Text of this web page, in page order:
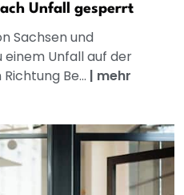
Unfall gesperrt
Sachsen und
Unfall auf der
Be... | mehr